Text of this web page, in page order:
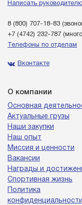
Написать
8 (800) 707-18-83
+7 (4742) 232-787
Телефоны по отделам
Вконтакте
О компании
Основная
Актуальные грузы
Наши закупки
Наш опыт
Миссия и ценности
Вакансии
Награды и
Спортивная жизнь
Политика
конфиденциальности